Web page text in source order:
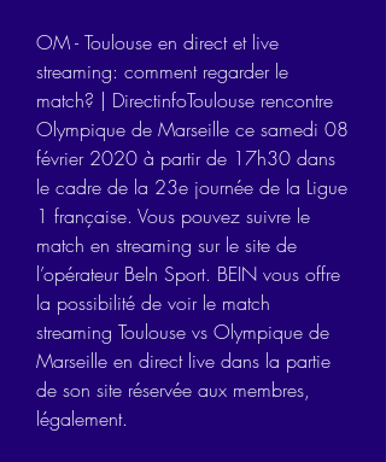
OM - Toulouse en direct et live
streaming: comment regarder le
match? | DirectinfoToulouse rencontre
Olympique de Marseille ce samedi 08
février 2020 à partir de 17h30 dans
le cadre de la 23e journée de la Ligue
1 française. Vous pouvez suivre le
match en streaming sur le site de
l’opérateur BeIn Sport. BEIN vous offre
la possibilité de voir le match
streaming Toulouse vs Olympique de
Marseille en direct live dans la partie
de son site réservée aux membres,
légalement.